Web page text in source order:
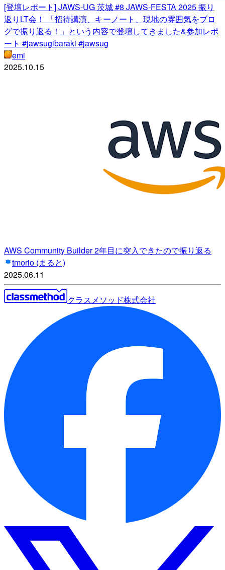
[登壇レポート] JAWS-UG 茨城 #8 JAWS-FESTA 2025 振り
返りLT会！ 「招待講演、キーノート、現地の雰囲気をブロ
グで振り返る！」という内容で登壇してきました&参加レポ
ート #jawsugibaraki #jawsug
emi
2025.10.15
AWS Community Builder 2年目に突入できたので振り返る
tmorio (まると)
2025.06.11
クラスメソッド株式会社